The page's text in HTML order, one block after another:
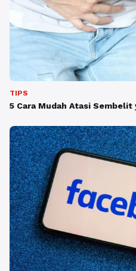
TIPS
5 Cara Mudah Atasi Sembelit